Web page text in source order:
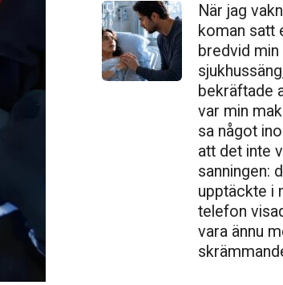
När jag
koman satt
bredvid min
bekräftade
var min
sa något
att det inte
sanningen:
upptäckte i
telefon
vara ännu